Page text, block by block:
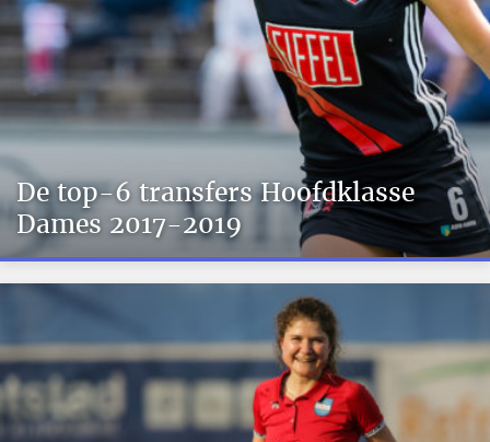
De top-6 transfers Hoofdklasse
Dames 2017-2019